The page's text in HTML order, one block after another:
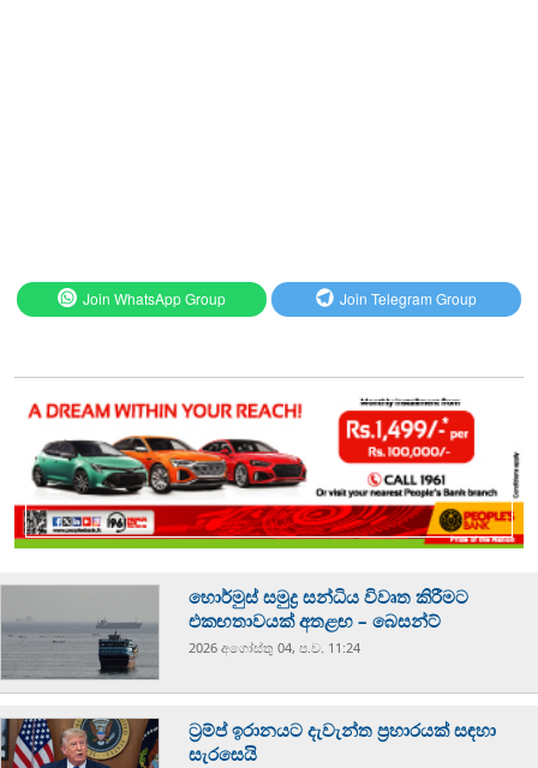
Join WhatsApp Group Join Telegram Group
හොර්මුස් සමුද්‍ර සන්ධිය විවෘත කිරීමට
එකඟතාවයක් අතළඟ – බෙසන්ට්
2026 අගෝස්‍තු 04, ප.ව. 11:24
ට්‍රම්ප් ඉරානයට දැවැන්ත ප්‍රහාරයක් සඳහා
සැරසෙයි